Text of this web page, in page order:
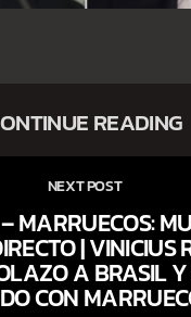
READING
NEXT POST
MARRUECOS:
| VINICIUS
A BRASIL
CON